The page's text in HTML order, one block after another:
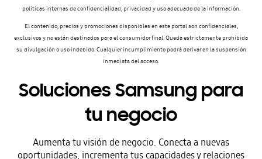
políticas internas de confidencialidad, privacidad y uso adecuado de la información.
El contenido, precios y promociones disponibles en este portal son confidenciales,
exclusivos y no están destinados para el consumidor final. Queda estrictamente prohibida
su divulgación o uso indebido. Cualquier incumplimiento podrá derivar en la suspensión
inmediata del acceso.
Soluciones Samsung para
tu negocio
Aumenta tu visión de negocio. Conecta a nuevas